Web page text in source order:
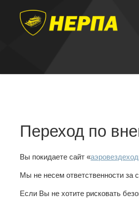
Переход по
Вы покидаете сайт «
Мы не несем ответственности за
Если Вы не хотите рисковать